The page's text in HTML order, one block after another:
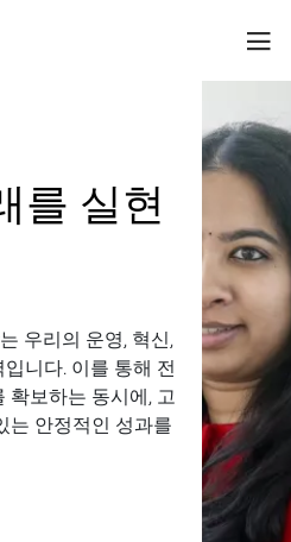
를 실현
우리의 운영, 혁신,
니다. 이를 통해 전
확보하는 동시에, 고
는 안정적인 성과를